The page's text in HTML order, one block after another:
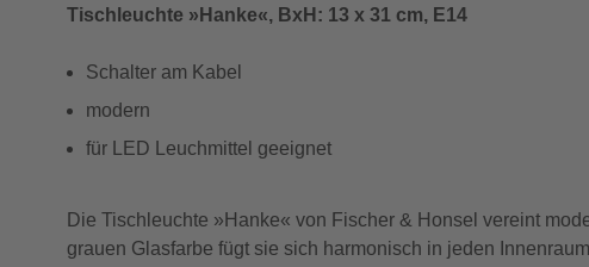
Tischleuchte »Hanke«, BxH: 13 x 31 cm, E14
Schalter am Kabel
modern
für LED Leuchmittel geeignet
Die Tischleuchte »Hanke« von Fischer & Honsel vereint
grauen Glasfarbe fügt sie sich harmonisch in jeden